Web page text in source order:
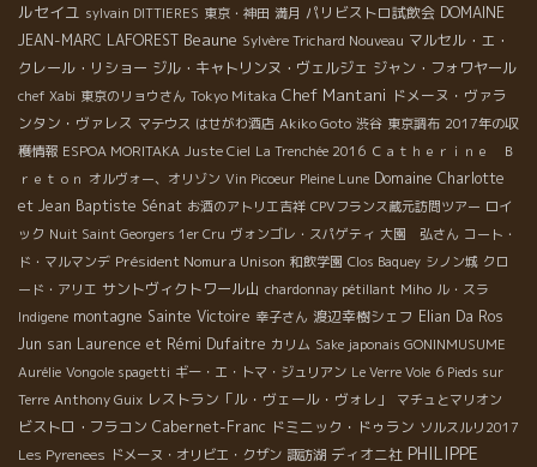
ルセイユ sylvain DITTIERES 東京・神田 満月 パリビストロ試飲会 DOMAINE
JEAN-MARC LAFOREST Beaune Sylvère Trichard Nouveau マルセル・エ・
クレール・リショー ジル・キャトリンヌ・ヴェルジェ ジャン・フォワヤール
chef Xabi 東京のリョウさん Tokyo Mitaka Chef Mantani ドメーヌ・ヴァラ
ンタン・ヴァレス マテウス はせがわ酒店 Akiko Goto 渋谷 東京調布 2017年の収
穫情報 ESPOA MORITAKA Juste Ciel La Trenchée 2016 Ｃａｔｈｅｒｉｎｅ Ｂ
ｒｅｔｏｎ オルヴォー、オリゾン Vin Picoeur Pleine Lune Domaine Charlotte
et Jean Baptiste Sénat お酒のアトリエ吉祥 CPVフランス蔵元訪問ツアー ロイ
ック Nuit Saint Georgers 1er Cru ヴォンゴレ・スパゲティ 大園 弘さん コート・
ド・マルマンデ Président Nomura Unison 和飲学園 Clos Baquey シノン城 クロ
ード・アリエ サントヴィクトワール山 chardonnay pétillant Miho ル・スラ
Indigene montagne Sainte Victoire 幸子さん 渡辺幸樹シェフ Elian Da Ros
Jun san Laurence et Rémi Dufaitre カリム Sake japonais GONINMUSUME
Aurélie Vongole spagetti ギー・エ・トマ・ジュリアン Le Verre Vole 6 Pieds sur
Terre Anthony Guix レストラン「ル・ヴェール・ヴォレ」 マチュとマリオン
ビストロ・フラコン Cabernet-Franc ドミニック・ドゥラン ソルスルリ2017
Les Pyrenees ドメーヌ・オリビエ・クザン 諏訪湖 ディオニ社 PHILIPPE